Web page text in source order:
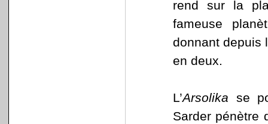
rend sur la
fameuse
donnant depuis
en deux.
L’Arsolika se
Sarder pénètre